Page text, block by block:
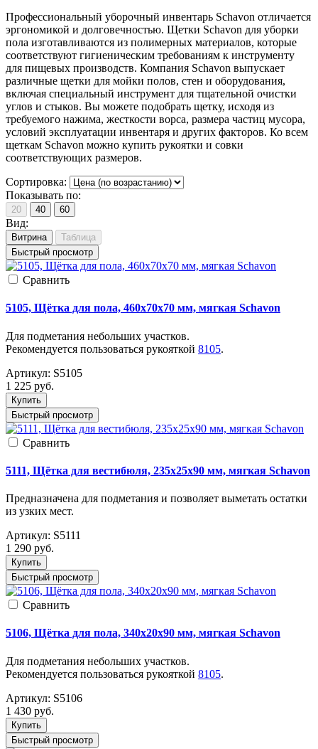
Профессиональный уборочный инвентарь Schavon отличается
эргономикой и долговечностью. Щетки Schavon для уборки
пола изготавливаются из полимерных материалов, которые
соответствуют гигиеническим требованиям к инструменту
для пищевых производств. Компания Schavon выпускает
различные щетки для мойки полов, стен и оборудования,
включая специальный инструмент для тщательной очистки
углов и стыков. Вы можете подобрать щетку, исходя из
требуемого нажима, жесткости ворса, размера частиц мусора,
условий эксплуатации инвентаря и других факторов. Ко всем
щеткам Schavon можно купить рукоятки и совки
соответствующих размеров.
Сортировка:
Показывать по:
20 40 60
Вид:
Витрина
Таблица
Быстрый просмотр
Cравнить
5105, Щётка для пола, 460x70x70 мм, мягкая Schavon
Для подметания небольших участков.
Рекомендуется пользоваться рукояткой 8105.
Артикул: S5105
1 225 руб.
Купить
Быстрый просмотр
Cравнить
5111, Щётка для вестибюля, 235x25x90 мм, мягкая Schavon
Предназначена для подметания и позволяет выметать остатки
из узких мест.
Артикул: S5111
1 290 руб.
Купить
Быстрый просмотр
Cравнить
5106, Щётка для пола, 340x20x90 мм, мягкая Schavon
Для подметания небольших участков.
Рекомендуется пользоваться рукояткой 8105.
Артикул: S5106
1 430 руб.
Купить
Быстрый просмотр